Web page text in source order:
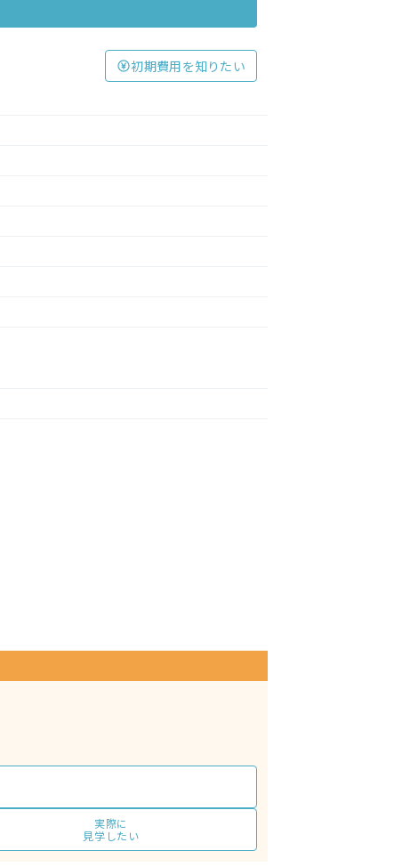
初期費用を知りたい
実際に
見学したい